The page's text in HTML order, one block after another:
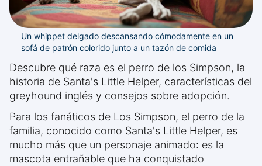
Un whippet delgado descansando cómodamente en un
sofá de patrón colorido junto a un tazón de comida
Descubre qué raza es el perro de los Simpson, la
historia de Santa's Little Helper, características del
greyhound inglés y consejos sobre adopción.
Para los fanáticos de Los Simpson, el perro de la
familia, conocido como Santa's Little Helper, es
mucho más que un personaje animado: es la
mascota entrañable que ha conquistado